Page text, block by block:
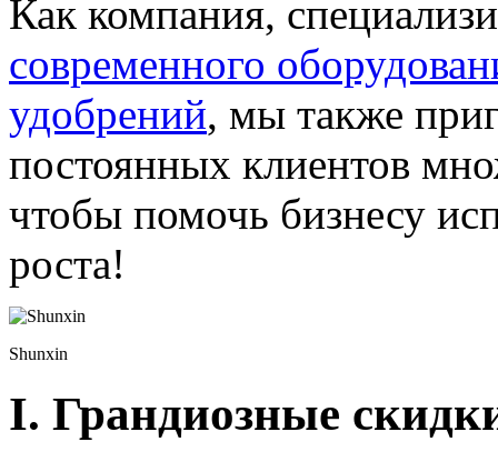
Как компания,
современного
удобрений, мы также
постоянных клиентов
чтобы помочь бизнесу
роста!
Shunxin
I. Грандиозные